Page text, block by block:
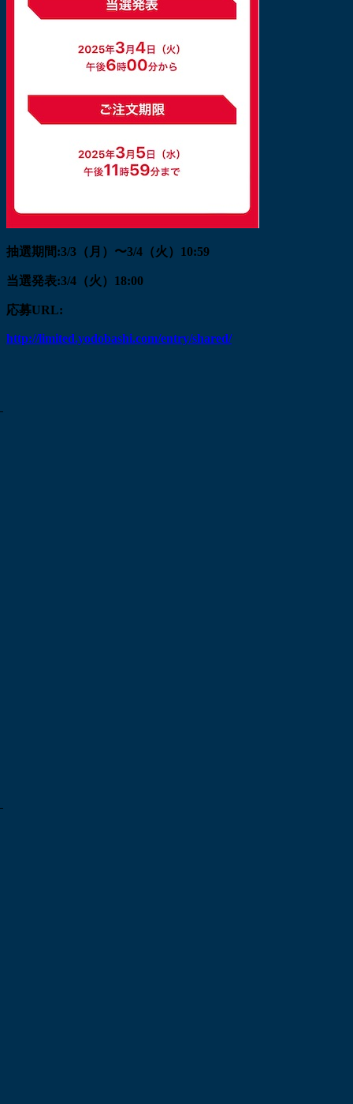
抽選期間:3/3（月）〜3/4（火）10:59
当選発表:3/4（火）18:00
応募URL:
http://limited.yodobashi.com/entry/shared/